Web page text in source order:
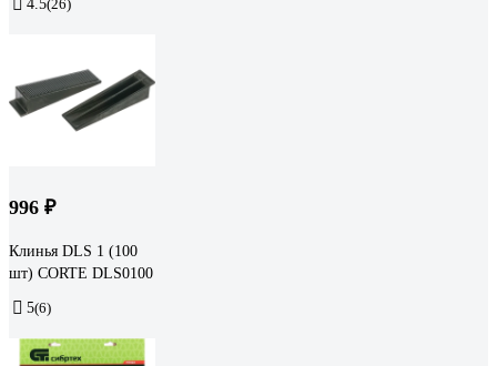
4.5(26)
996 ₽
Клинья DLS 1 (100
шт) CORTE DLS0100
5(6)